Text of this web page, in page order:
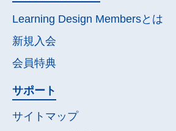
Learning Design Membersとは
新規入会
会員特典
サポート
サイトマップ